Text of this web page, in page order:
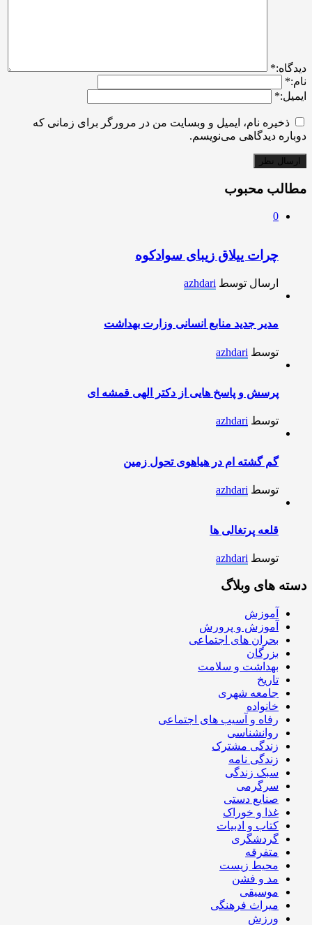
ديدگاه:*
نام:*
ایمیل:*
ذخیره نام، ایمیل و وبسایت من در مرورگر برای زمانی که
دوباره دیدگاهی می‌نویسم.
مطالب محبوب
0
چرات ییلاق زیبای سوادکوه
ارسال توسط azhdari
مدیر جدید منابع انسانی وزارت بهداشت
توسط azhdari
پرسش و پاسخ هایی از دکتر الهی قمشه ای
توسط azhdari
گم گشته ام در هیاهوی تحول زمین
توسط azhdari
قلعه پرتغالی ها
توسط azhdari
دسته های وبلاگ
آموزش
آموزش و پرورش
بحران های اجتماعی
بزرگان
بهداشت و سلامت
تاریخ
جامعه شهری
خانواده
رفاه و آسیب های اجتماعی
روانشناسی
زندگی مشترک
زندگی نامه
سبک زندگی
سرگرمی
صنایع دستی
غذا و خوراک
کتاب و ادبیات
گردشگری
متفرقه
محیط زیست
مد و فشن
موسیقی
میراث فرهنگی
ورزش